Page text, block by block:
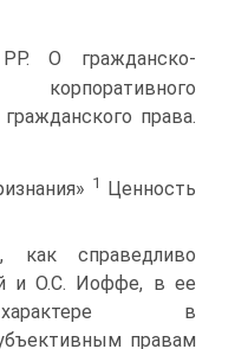
О гражданско-
права.
1 Ценность
как справедливо
и О.С. Иоффе, в ее
в
правам